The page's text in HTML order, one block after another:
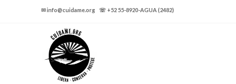
✉ info@cuidame.org ☏ +52 55-8920-AGUA (2482)